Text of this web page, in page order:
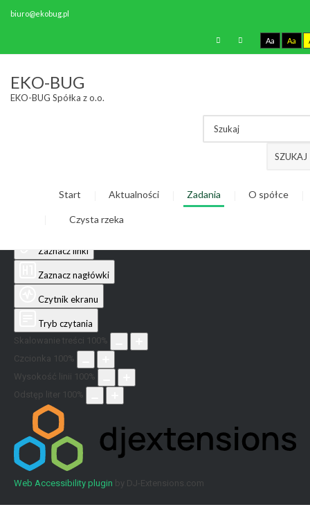
Odwróć kolory
Wysokie nasycenie
Zaznacz linki
Zaznacz nagłówki
Czytnik ekranu
Tryb czytania
Skalowanie treści 100%
Czcionka 100%
Wysokość linii 100%
Odstęp liter 100%
Web Accessibility plugin by DJ-Extensions.com
biuro@ekobug.pl
Aa Aa
EKO-BUG
EKO-BUG Spółka z o.o.
SZUKAJ
Start Aktualności Zadania O spółce
Czysta rzeka